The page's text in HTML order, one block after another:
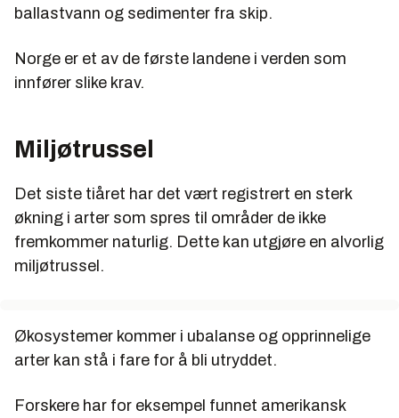
ballastvann og sedimenter fra skip.
Norge er et av de første landene i verden som
innfører slike krav.
Miljøtrussel
Det siste tiåret har det vært registrert en sterk
økning i arter som spres til områder de ikke
fremkommer naturlig. Dette kan utgjøre en alvorlig
miljøtrussel.
Økosystemer kommer i ubalanse og opprinnelige
arter kan stå i fare for å bli utryddet.
Forskere har for eksempel funnet amerikansk